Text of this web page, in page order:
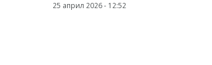
25 април 2026 - 12:52